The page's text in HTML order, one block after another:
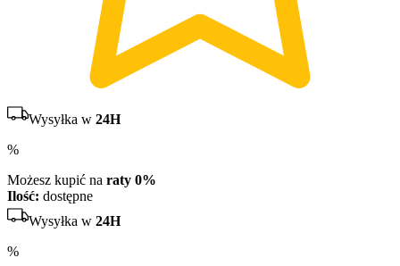
Wysyłka w 24H
%
Możesz kupić na raty 0%
Ilość: dostępne
Wysyłka w 24H
%